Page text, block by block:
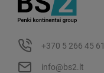
+370 5 266 45 61
info@bs2.lt